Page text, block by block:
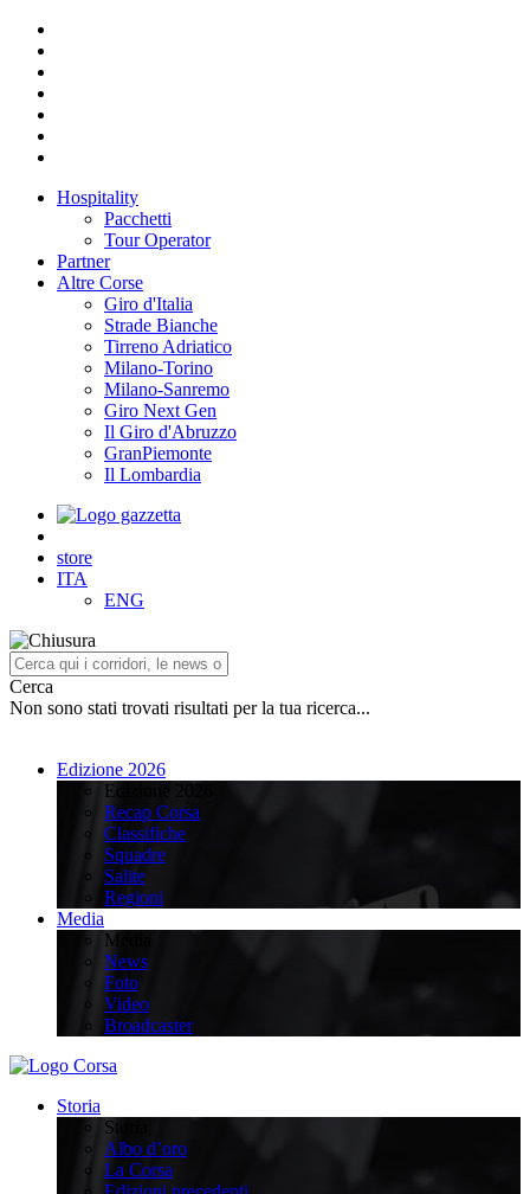
Hospitality
Pacchetti
Tour Operator
Partner
Altre Corse
Giro d'Italia
Strade Bianche
Tirreno Adriatico
Milano-Torino
Milano-Sanremo
Giro Next Gen
Il Giro d'Abruzzo
GranPiemonte
Il Lombardia
store
ITA
ENG
Cerca
Non sono stati trovati risultati per la tua ricerca...
Edizione 2026
Edizione 2026
Recap Corsa
Classifiche
Squadre
Salite
Regioni
Media
Media
News
Foto
Video
Broadcaster
Storia
Storia
Albo d’oro
La Corsa